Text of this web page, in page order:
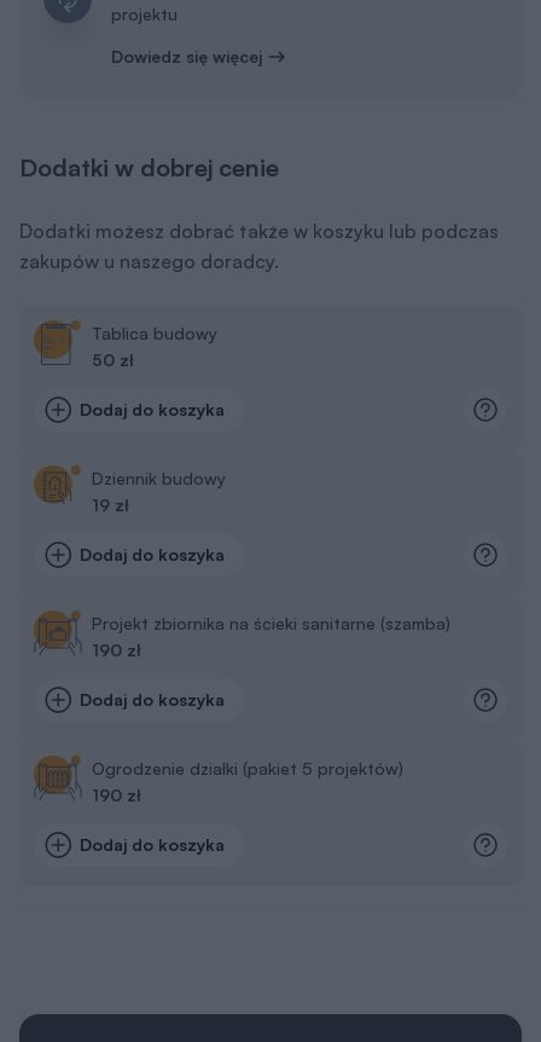
projektu
Dowiedz się więcej
Dodatki w dobrej cenie
Dodatki możesz dobrać także w koszyku lub podczas
zakupów u naszego doradcy.
Tablica budowy
50 zł
Dodaj do koszyka
Dziennik budowy
19 zł
Dodaj do koszyka
Projekt zbiornika na ścieki sanitarne (szamba)
190 zł
Dodaj do koszyka
Ogrodzenie działki (pakiet 5 projektów)
190 zł
Dodaj do koszyka